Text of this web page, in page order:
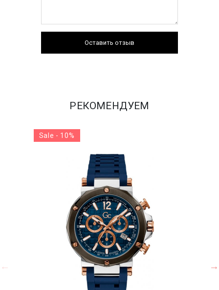
Оставить отзыв
РЕКОМЕНДУЕМ
Sale - 10%